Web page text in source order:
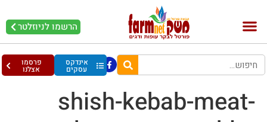
הרשמו לניוזלטר
אינדקס
עסקים
פרסמו
אצלנו
shish-kebab-meat-